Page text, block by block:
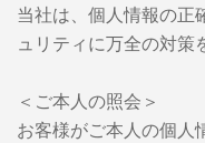
当社は、個人情報の正
ュリティに万全の対策
＜ご本人の照会＞
お客様がご本人の個人